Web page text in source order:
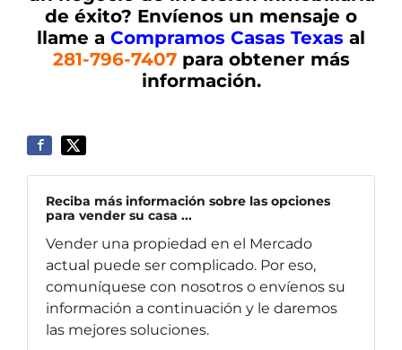
de éxito? Envíenos un mensaje o
llame a Compramos Casas Texas al
281-796-7407para obtener más
información.
Reciba más información sobre las opciones
para vender su casa ...
Vender una propiedad en el Mercado
actual puede ser complicado. Por eso,
comuníquese con nosotros o envíenos su
información a continuación y le daremos
las mejores soluciones.